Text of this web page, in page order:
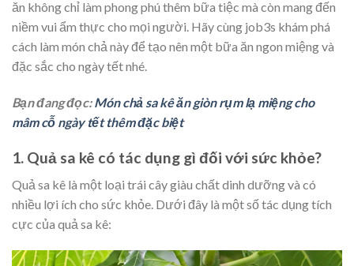
ăn không chỉ làm phong phú thêm bữa tiệc mà còn mang đến
niềm vui ẩm thực cho mọi người. Hãy cùng job3s khám phá
cách làm món chả này để tạo nên một bữa ăn ngon miệng và
đặc sắc cho ngày tết nhé.
Bạn đang đọc:Món chả sa kê ăn giòn rụm lạ miệng cho
mâm cỗ ngày tết thêm đặc biệt
1. Quả sa kê có tác dụng gì đối với sức khỏe?
Quả sa kê là một loại trái cây giàu chất dinh dưỡng và có
nhiều lợi ích cho sức khỏe. Dưới đây là một số tác dụng tích
cực của quả sa kê: